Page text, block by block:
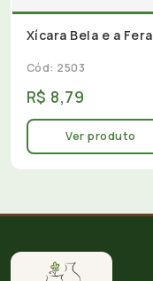
Xícara Bela e a Fera
Cód: 2503
R$ 8,79
Ver produto